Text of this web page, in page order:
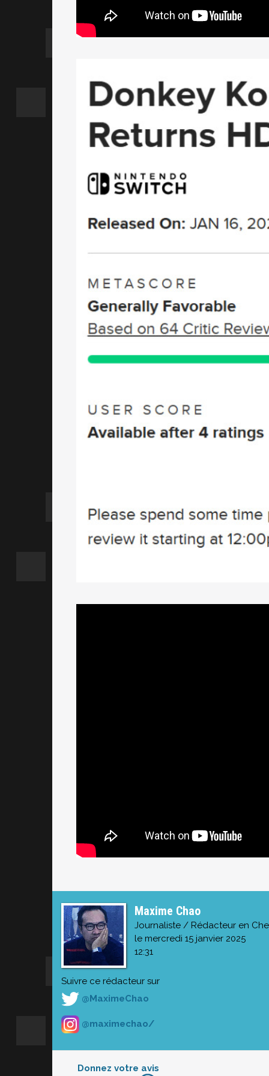
Maxime Chao
Journaliste / Rédacteur en
le mercredi 15 janvier 2025
12:31
Suivre ce rédacteur sur
@MaximeChao
@maximechao/
Donnez votre avis